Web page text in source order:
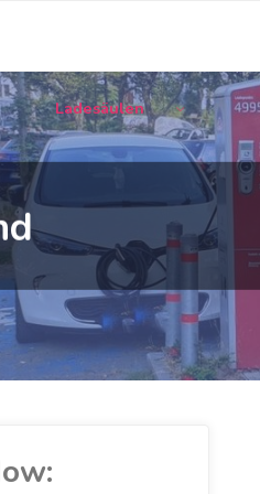
Ladesäulen